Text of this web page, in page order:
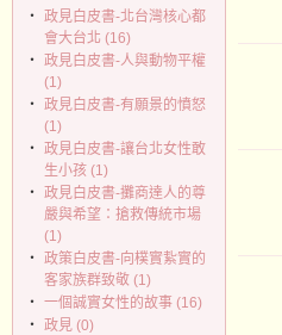
‧ 政見白皮書-北台灣核心都
會大台北 (16)
‧ 政見白皮書-人與動物平權
(1)
‧ 政見白皮書-有願景的憤怒
(1)
‧ 政見白皮書-讓台北女性敢
生小孩 (1)
‧ 政見白皮書-攤商達人的尊
嚴與希望：搶救傳統市場
(1)
‧ 政策白皮書-向樸實紥實的
客家族群致敬 (1)
‧ 一個誠實女性的故事 (16)
‧ 政見 (0)